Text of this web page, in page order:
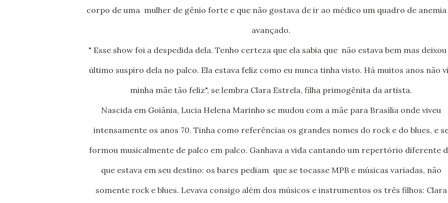
corpo de uma mulher de gênio forte e que não gostava de ir ao médico um quadro de
avançado.
" Esse show foi a despedida dela. Tenho certeza que ela sabia que não estava bem mas deixou
último suspiro dela no palco. Ela estava feliz como eu nunca tinha visto. Há muitos anos não
minha mãe tão feliz", se lembra Clara Estrela, filha primogênita da artista.
Nascida em Goiânia, Lucia Helena Marinho se mudou com a mãe para Brasília onde viveu
intensamente os anos 70. Tinha como referências os grandes nomes do rock e do blues, e
formou musicalmente de palco em palco. Ganhava a vida cantando um repertório diferente
que estava em seu destino: os bares pediam que se tocasse MPB e músicas variadas, não
somente rock e blues. Levava consigo além dos músicos e instrumentos os três filhos: Clara